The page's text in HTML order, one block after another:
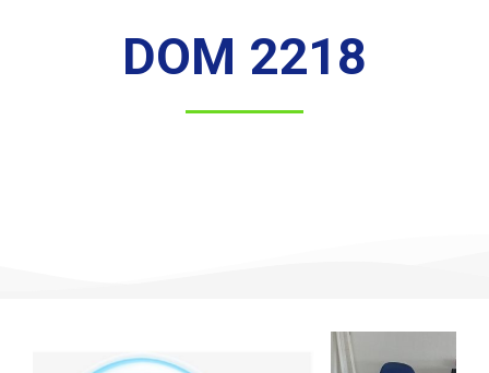
DOM 2218